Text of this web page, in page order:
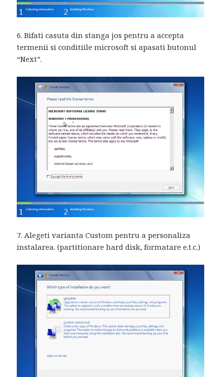
6. Bifati casuta din stanga jos pentru a accepta
termenii si conditiile microsoft si apasati butonul
“Next”.
7. Alegeti varianta Custom pentru a personaliza
instalarea. (partitionare hard disk, formatare e.t.c.)